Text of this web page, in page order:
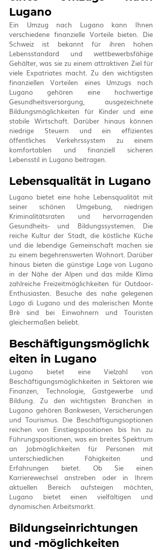
Lugano
Ein Umzug nach Lugano kann Ihnen
verschiedene finanzielle Vorteile bieten. Die
Schweiz ist bekannt für ihren hohen
Lebensstandard und wettbewerbsfähige
Gehälter, was sie zu einem attraktiven Ziel für
viele Expatriates macht. Zu den wichtigsten
finanziellen Vorteilen eines Umzugs nach
Lugano gehören eine hochwertige
Gesundheitsversorgung, ausgezeichnete
Bildungsmöglichkeiten für Kinder und eine
stabile Wirtschaft. Darüber hinaus können
niedrige Steuern und ein effizientes
öffentliches Verkehrssystem zu einem
komfortablen und finanziell sicheren
Lebensstil in Lugano beitragen.
Lebensqualität in Lugano
Lugano bietet eine hohe Lebensqualität mit
seiner schönen Umgebung, niedrigen
Kriminalitätsraten und hervorragenden
Gesundheits- und Bildungssystemen. Die
reiche Kultur der Stadt, die köstliche Küche
und die lebendige Gemeinschaft machen sie
zu einem begehrenswerten Wohnort. Darüber
hinaus bieten die günstige Lage von Lugano
in der Nähe der Alpen und das milde Klima
zahlreiche Freizeitmöglichkeiten für Outdoor-
Enthusiasten. Besuche des nahe gelegenen
Lago di Lugano und des malerischen Monte
Brè sind bei Einwohnern und Touristen
gleichermaßen beliebt.
Beschäftigungsmöglichk
eiten in Lugano
Lugano bietet eine Vielzahl von
Beschäftigungsmöglichkeiten in Sektoren wie
Finanzen, Technologie, Gastgewerbe und
Bildung. Zu den wichtigsten Branchen in
Lugano gehören Bankwesen, Versicherungen
und Tourismus. Die Beschäftigungsoptionen
reichen von Einstiegspositionen bis hin zu
Führungspositionen, was ein breites Spektrum
an Jobmöglichkeiten für Personen mit
unterschiedlichen Fähigkeiten und
Erfahrungen bietet. Ob Sie einen
Karrierewechsel anstreben oder in Ihrem
aktuellen Bereich aufsteigen möchten,
Lugano bietet einen vielfältigen und
dynamischen Arbeitsmarkt.
Bildungseinrichtungen
und -möglichkeiten